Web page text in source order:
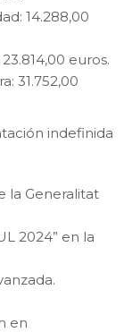
14.288,00
euros.
31.752,00
indefinida
la Generalitat
2024” en la
en